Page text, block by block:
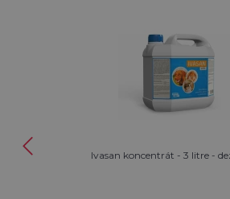
Ivasan koncentrát - 3 litre -